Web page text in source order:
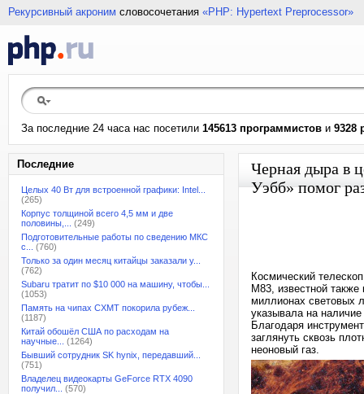
Рекурсивный акроним словосочетания «PHP: Hypertext Preprocessor»
За последние 24 часа нас посетили 145613 программистов и 9328
Последние
Целых 40 Вт для встроенной графики: Intel...
(265)
Корпус толщиной всего 4,5 мм и две
половины,...
(249)
Подготовительные работы по сведению МКС
с...
(760)
Только за один месяц китайцы заказали у...
(762)
Subaru тратит по $10 000 на машину, чтобы...
(1053)
Память на чипах CXMT покорила рубеж...
(1187)
Китай обошёл США по расходам на
научные...
(1264)
Бывший сотрудник SK hynix, передавший...
(751)
Владелец видеокарты GeForce RTX 4090
получил...
(570)
Черная дыра в
Уэбб» помог
Космический
M83, известной
миллионах световых
указывала на наличие
Благодаря
заглянуть сквозь
неоновый газ.